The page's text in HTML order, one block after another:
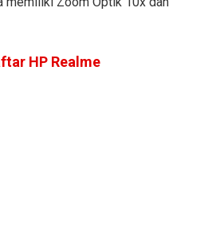
HP Realme